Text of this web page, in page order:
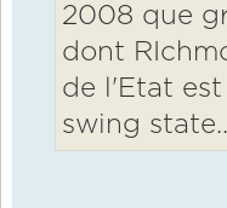
2008 que
dont
de l'Etat
swing